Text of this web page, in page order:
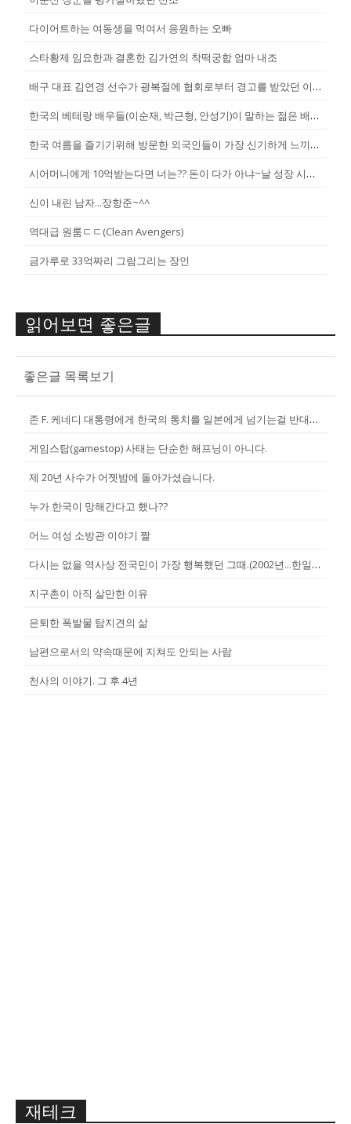
다이어트하는 여동생을 먹여서 응원하는 오빠
스타황제 임요한과 결혼한 김가연의 착떡궁합 엄마 내조
배구 대표 김연경 선수가 광복절에 협회로부터 경고를 받았던 이유
한국의 베테랑 배우들(이순재, 박근형, 안성기)이 말하는 젊은 배우들
한국 여름을 즐기기위해 방문한 외국인들이 가장 신기하게 느끼는 것(암내가...
시어머니에게 10억받는다면 너는?? 돈이 다가 아냐~날 성장 시켜줄 남자...
신이 내린 남자...장항준~^^
역대급 원룸ㄷㄷ(Clean Avengers)
금가루로 33억짜리 그림그리는 장인
읽어보면 좋은글
좋은글 목록보기
존 F. 케네디 대통령에게 한국의 통치를 일본에게 넘기는걸 반대한 펄벅 ...
게임스탑(gamestop) 사태는 단순한 해프닝이 아니다.
제 20년 사수가 어젯밤에 돌아가셨습니다.
누가 한국이 망해간다고 했나??
어느 여성 소방관 이야기 짤
다시는 없을 역사상 전국민이 가장 행복했던 그때.(2002년...한일월드...
지구촌이 아직 살만한 이유
은퇴한 폭발물 탐지견의 삶
남편으로서의 약속때문에 지쳐도 안되는 사람
천사의 이야기. 그 후 4년
재테크